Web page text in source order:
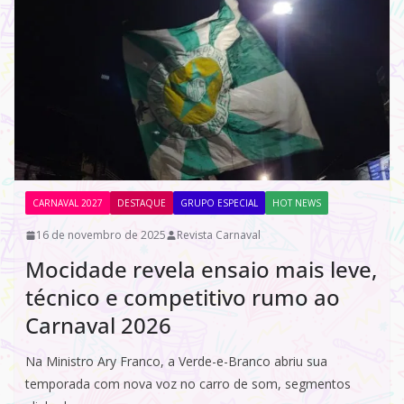
CARNAVAL 2027 DESTAQUE GRUPO ESPECIAL HOT NEWS
16 de novembro de 2025 Revista Carnaval
Mocidade revela ensaio mais leve,
técnico e competitivo rumo ao
Carnaval 2026
Na Ministro Ary Franco, a Verde-e-Branco abriu sua
temporada com nova voz no carro de som, segmentos